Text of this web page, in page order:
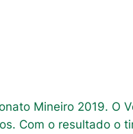
Mineiro 2019. O
Com o resultado o